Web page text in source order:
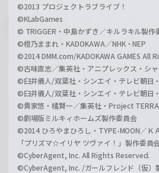
©2013 プロジェクトラブライブ！
©KLabGames
© TRIGGER・中島かずき／キルラキル製作
©橙乃ままれ・KADOKAWA／NHK・NEP
©2014 DMM.com/KADOKAWA GAMES All
©古味直志／集英社・アニプレックス・シャ
©臼井儀人/双葉社・シンエイ・テレビ朝日
©臼井儀人/双葉社・シンエイ・テレビ朝日
©貴家悠・橘賢一／集英社・Project
©劇場版ミルキィホームズ製作委員会
©2014 ひろやまひろし・TYPE-MOON／Ｋ
「プリズマ☆イリヤ ツヴァイ！」製作委員
©CyberAgent, Inc. All Rights Reserved.
©CyberAgent, Inc. /ガールフレンド（仮）